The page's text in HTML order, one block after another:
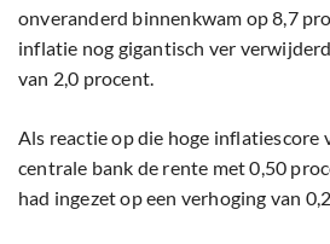
onveranderd binnenkwam op 8,7
inflatie nog gigantisch ver
van 2,0 procent.
Als reactie op die hoge inflatiescore
centrale bank de rente met 0,50
had ingezet op een verhoging van